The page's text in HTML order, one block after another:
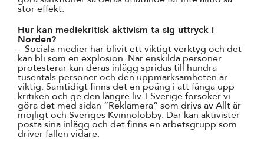
stor effekt.
Hur kan mediekritisk aktivism ta sig uttryck i
Norden?
– Sociala medier har blivit ett viktigt verktyg och det
kan bli som en explosion. När enskilda personer
protesterar kan deras inlägg spridas till hundra
tusentals personer och den uppmärksamheten är
viktig. Samtidigt finns det en poäng i att fånga upp
kritiken och ge den längre liv. I Sverige försöker vi
göra det med sidan ”Reklamera” som drivs av Allt är
möjligt och Sveriges Kvinnolobby. Där kan aktivister
posta sina inlägg och det finns en arbetsgrupp som
driver fallen vidare.